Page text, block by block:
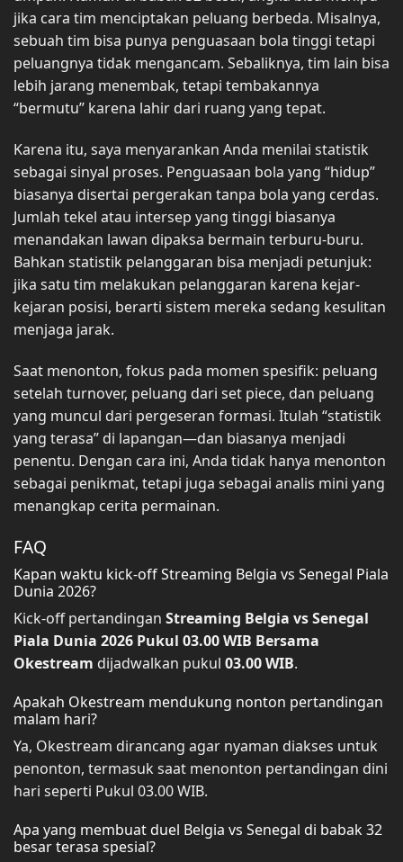
jika cara tim menciptakan peluang berbeda. Misalnya,
sebuah tim bisa punya penguasaan bola tinggi tetapi
peluangnya tidak mengancam. Sebaliknya, tim lain bisa
lebih jarang menembak, tetapi tembakannya
“bermutu” karena lahir dari ruang yang tepat.
Karena itu, saya menyarankan Anda menilai statistik
sebagai sinyal proses. Penguasaan bola yang “hidup”
biasanya disertai pergerakan tanpa bola yang cerdas.
Jumlah tekel atau intersep yang tinggi biasanya
menandakan lawan dipaksa bermain terburu-buru.
Bahkan statistik pelanggaran bisa menjadi petunjuk:
jika satu tim melakukan pelanggaran karena kejar-
kejaran posisi, berarti sistem mereka sedang kesulitan
menjaga jarak.
Saat menonton, fokus pada momen spesifik: peluang
setelah turnover, peluang dari set piece, dan peluang
yang muncul dari pergeseran formasi. Itulah “statistik
yang terasa” di lapangan—dan biasanya menjadi
penentu. Dengan cara ini, Anda tidak hanya menonton
sebagai penikmat, tetapi juga sebagai analis mini yang
menangkap cerita permainan.
FAQ
Kapan waktu kick-off Streaming Belgia vs Senegal Piala
Dunia 2026?
Kick-off pertandingan Streaming Belgia vs Senegal
Piala Dunia 2026 Pukul 03.00 WIB Bersama
Okestream dijadwalkan pukul 03.00 WIB.
Apakah Okestream mendukung nonton pertandingan
malam hari?
Ya, Okestream dirancang agar nyaman diakses untuk
penonton, termasuk saat menonton pertandingan dini
hari seperti Pukul 03.00 WIB.
Apa yang membuat duel Belgia vs Senegal di babak 32
besar terasa spesial?